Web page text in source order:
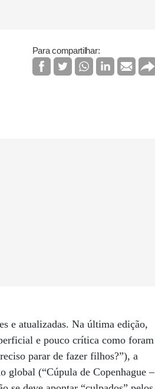
Para compartilhar:
e atualizadas. Na última edição,
e pouco crítica como foram
parar de fazer filhos?”), a
global (“Cúpula de Copenhague –